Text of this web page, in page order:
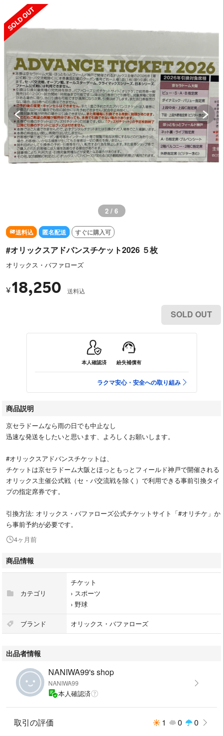
2 / 6
送料込 匿名配送 すぐに購入可
#オリックスアドバンスチケット2026 ５枚
オリックス・バファローズ
¥18,250 送料込
SOLD OUT
本人確認済 紛失補償有
ラクマ安心・安全への取り組み
商品説明
京セラドームなら雨の日でも中止なし
迅速な発送をしたいと思います、よろしくお願いします。
#オリックスアドバンスチケットは、
チケットは京セラドーム大阪とほっともっとフィールド神戸で開催される
オリックス主催公式戦（セ・パ交流戦を除く）で利用できる事前引換タイ
プの指定席券です。
引換方法: オリックス・バファローズ公式チケットサイト「#オリチケ」か
ら事前予約が必要です。
4ヶ月前
商品情報
カテゴリ
チケット
› スポーツ
› 野球
ブランド オリックス・バファローズ
出品者情報
NANIWA99's shop
NANIWA99
本人確認済
取引の評価 1 0 0